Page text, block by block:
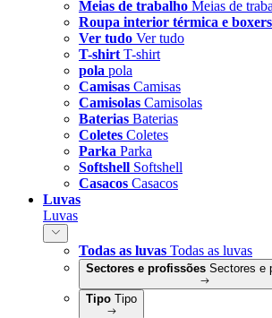
Meias de trabalho Meias de
Roupa interior térmica e boxers
Ver tudo Ver tudo
T-shirt T-shirt
pola pola
Camisas Camisas
Camisolas Camisolas
Baterias Baterias
Coletes Coletes
Parka Parka
Softshell Softshell
Casacos Casacos
Luvas
Luvas
Todas as luvas Todas as luvas
Sectores e profissões Sectores e
Tipo Tipo